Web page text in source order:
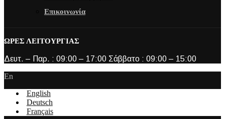
Επικοινωνία
ΩΡΕΣ ΛΕΙΤΟΥΡΓΙΑΣ
Δευτ. – Παρ. : 09:00 – 17:00 Σάββατο : 09:00 – 15:00
En
English
Deutsch
Français